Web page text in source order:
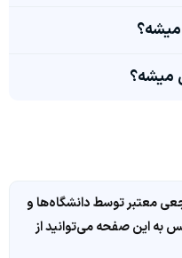
معتبر توسط دانشگاه‌ها و
به این صفحه می‌توانید از